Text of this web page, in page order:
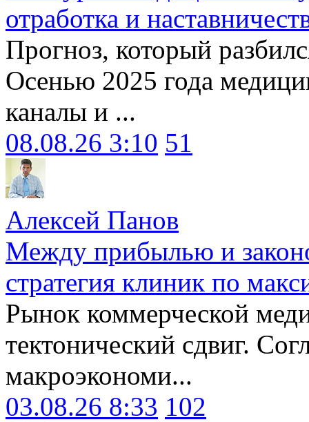
отработка и
Прогноз, который
Осенью 2025 года
каналы и ...
08.08.26 3:10 51
Алексей Панов
Между прибылью и
стратегия клиник по
Рынок коммерческой
тектонический сдвиг.
макроэкономи...
03.08.26 8:33 102